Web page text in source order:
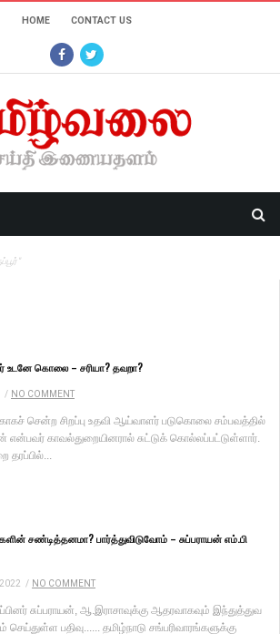
HOME CONTACT US
கொலை – சரியா? தவறா?
/ NO COMMENT
சென்ற சிறப்பு உதவி ஆய்வாளர் படுகொலை சம்பவத்தில்
காவல்துறையினரால் சுட்டுக் கொல்லப்பட்டுள்ளார்.
தரப்பில்...
சண்டித்தனமா? பார்த்துவிடுவோம் – சுப்பராயன் எம்.பி
/ NO COMMENT
சுப்பராயன், ஆ.இராசாவுக்கு ஆதரவாகவும் இந்துத்துவ
செய்துள்ள பதிவு...... தமிழ்நாடு சங்பரிவாரங்களுக்கு